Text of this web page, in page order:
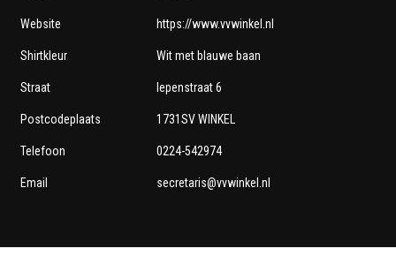
Website https://www.vvwinkel.nl
Shirtkleur Wit met blauwe baan
Straat Iepenstraat 6
Postcodeplaats 1731SV WINKEL
Telefoon 0224-542974
Email secretaris@vvwinkel.nl